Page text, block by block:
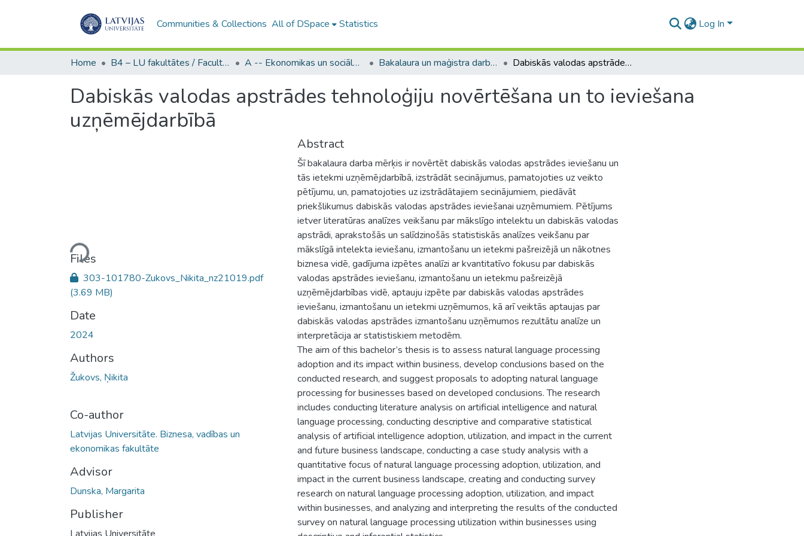
Communities & Collections All of DSpace Statistics Log In
Home B4 – LU fakultātes / Faculties of the UL A -- Ekonomikas un sociālo zinātņu fakultāte / Faculty of Economics and Social Sciences Bakalaura un maģistra darbi (ESZF) / Bachelor's and Master's theses Dabiskās valodas apstrādes tehnoloģiju novērtēšana un to ieviešana uzņēmējdarbībā
Dabiskās valodas apstrādes tehnoloģiju novērtēšana un to ieviešana
uzņēmējdarbībā
Loading...
Files
303-101780-Zukovs_Nikita_nz21019.pdf
(3.69 MB)
Date
2024
Authors
Žukovs, Ņikita
Co-author
Latvijas Universitāte. Biznesa, vadības un
ekonomikas fakultāte
Advisor
Dunska, Margarita
Publisher
Abstract
Šī bakalaura darba mērķis ir novērtēt dabiskās valodas apstrādes ieviešanu un
tās ietekmi uzņēmējdarbībā, izstrādāt secinājumus, pamatojoties uz veikto
pētījumu, un, pamatojoties uz izstrādātajiem secinājumiem, piedāvāt
priekšlikumus dabiskās valodas apstrādes ieviešanai uzņēmumiem. Pētījums
ietver literatūras analīzes veikšanu par mākslīgo intelektu un dabiskās valodas
apstrādi, aprakstošās un salīdzinošās statistiskās analīzes veikšanu par
mākslīgā intelekta ieviešanu, izmantošanu un ietekmi pašreizējā un nākotnes
biznesa vidē, gadījuma izpētes analīzi ar kvantitatīvo fokusu par dabiskās
valodas apstrādes ieviešanu, izmantošanu un ietekmu pašreizējā
uzņēmējdarbības vidē, aptauju izpēte par dabiskās valodas apstrādes
ieviešanu, izmantošanu un ietekmi uzņēmumos, kā arī veiktās aptaujas par
dabiskās valodas apstrādes izmantošanu uzņēmumos rezultātu analīze un
interpretācija ar statistiskiem metodēm.
The aim of this bachelor’s thesis is to assess natural language processing
adoption and its impact within business, develop conclusions based on the
conducted research, and suggest proposals to adopting natural language
processing for businesses based on developed conclusions. The research
includes conducting literature analysis on artificial intelligence and natural
language processing, conducting descriptive and comparative statistical
analysis of artificial intelligence adoption, utilization, and impact in the current
and future business landscape, conducting a case study analysis with a
quantitative focus of natural language processing adoption, utilization, and
impact in the current business landscape, creating and conducting survey
research on natural language processing adoption, utilization, and impact
within businesses, and analyzing and interpreting the results of the conducted
survey on natural language processing utilization within businesses using